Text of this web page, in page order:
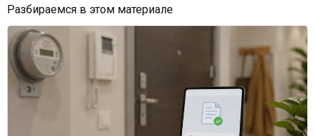
Разбираемся в этом материале